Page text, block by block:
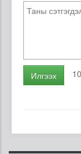
Илгээх